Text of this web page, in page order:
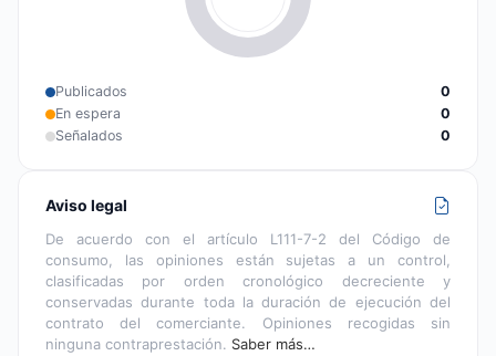
Publicados
0
En espera
0
Señalados
0
Aviso legal
De acuerdo con el artículo L111-7-2 del Código de
consumo, las opiniones están sujetas a un control,
clasificadas por orden cronológico decreciente y
conservadas durante toda la duración de ejecución del
contrato del comerciante. Opiniones recogidas sin
ninguna contraprestación. Saber más…